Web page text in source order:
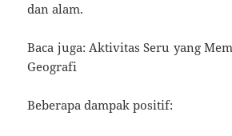
dan alam.
Baca juga: Aktivitas Seru yang
Geografi
Beberapa dampak positif: